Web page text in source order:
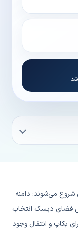
شروع می‌شوند: دامنه
فضای دیسک انتخاب
بکاپ و انتقال وجود